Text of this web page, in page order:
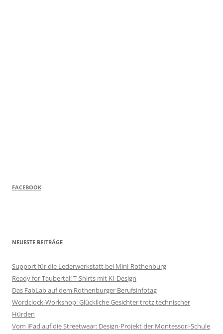
FACEBOOK
NEUESTE BEITRÄGE
Support für die Lederwerkstatt bei Mini-Rothenburg
Ready for Taubertal! T-Shirts mit KI-Design
Das FabLab auf dem Rothenburger Berufsinfotag
Wordclock-Workshop: Glückliche Gesichter trotz technischer
Hürden
Vom iPad auf die Streetwear: Design-Projekt der Montessori-Schule